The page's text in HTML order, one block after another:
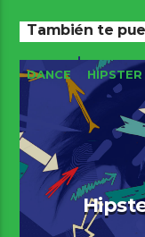
También te
DANCE
LOVE MUSIC